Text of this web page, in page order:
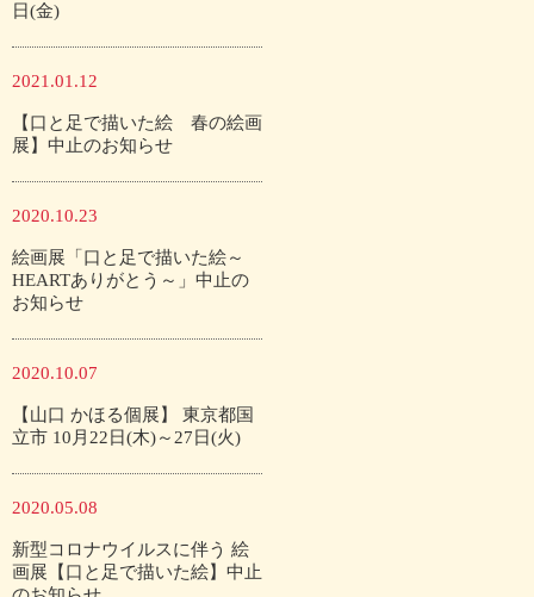
日(金)
2021.01.12
【口と足で描いた絵 春の絵画
展】中止のお知らせ
2020.10.23
絵画展「口と足で描いた絵～
HEARTありがとう～」中止の
お知らせ
2020.10.07
【山口 かほる個展】 東京都国
立市 10月22日(木)～27日(火)
2020.05.08
新型コロナウイルスに伴う 絵
画展【口と足で描いた絵】中止